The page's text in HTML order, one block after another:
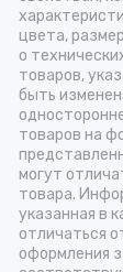
цвета,
о
товаров,
быть
товаров на
могут
товара.
указанная в
отличаться
оформления